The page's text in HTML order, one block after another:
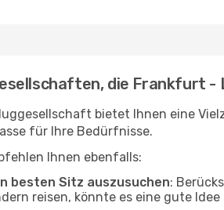
die Frankfurt -
bietet Ihnen eine
für Ihre Bedürfnisse.
Ihnen ebenfalls:
besten Sitz auszusuchen:
reisen, könnte es eine gute